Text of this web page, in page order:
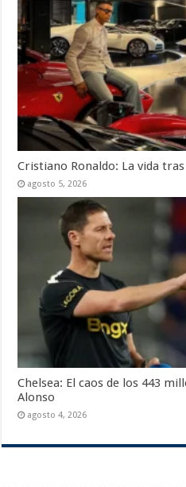
Cristiano Ronaldo: La vida
agosto 5, 2026
Chelsea: El caos de los 443
Alonso
agosto 4, 2026